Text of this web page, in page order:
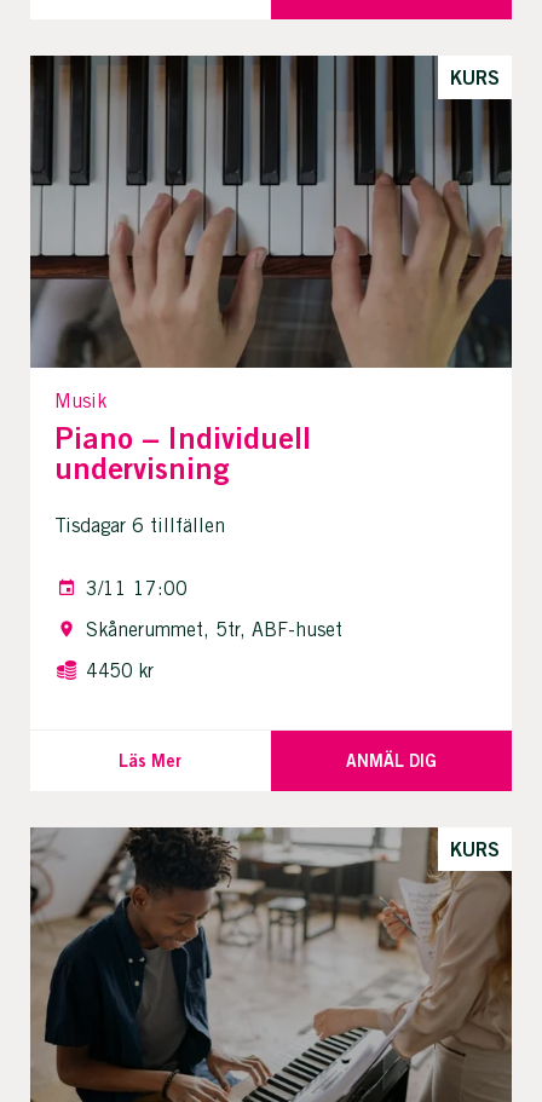
KURS
Musik
Piano – Individuell
undervisning
Tisdagar 6 tillfällen
3/11 17:00
Skånerummet, 5tr, ABF-huset
4450 kr
Läs Mer ANMÄL DIG
KURS